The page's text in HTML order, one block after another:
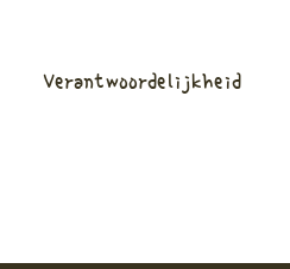
Verantwoordelijkheid